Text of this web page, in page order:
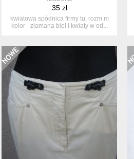
35 zł
kwiatowa spódnica firmy tu, rozm.m
kolor - złamana biel i kwiaty w od...